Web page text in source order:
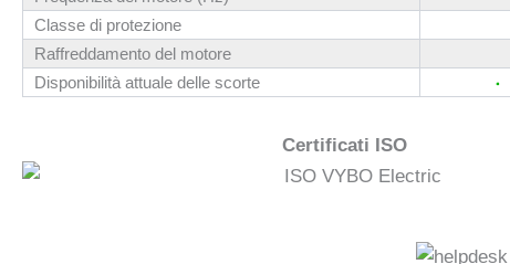
Classe di protezione
Raffreddamento del motore
Disponibilità attuale delle scorte
Certificati ISO